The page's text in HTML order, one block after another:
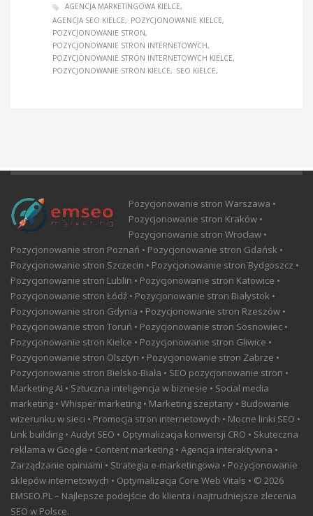
AGENCJA MARKETINGOWA KIELCE
AGENCJA SEO KIELCE
POZYCJONOWANIE KIELCE
POZYCJONOWANIE STRON
POZYCJONOWANIE STRON INTERNETOWYCH
POZYCJONOWANIE STRON INTERNETOWYCH KIELCE
POZYCJONOWANIE STRON KIELCE
SEO KIELCE
Pozycjonowanie stron Warszawa •
Pozycjonowanie stron Kraków •
Pozycjonowanie stron Wrocław •
Pozycjonowanie stron Poznań • Pozycjonowanie stron Gdańsk •
Pozycjonowanie stron Szczecin • Pozycjonowanie stron Bydgoszcz •
Pozycjonowanie stron Lublin • Pozycjonowanie stron Katowice •
Pozycjonowanie stron Łódź • Pozycjonowanie stron Białystok •
Pozycjonowanie stron Gdynia • Pozycjonowanie stron Rzeszów •
Pozycjonowanie stron Toruń • Pozycjonowanie stron Sosnowiec •
Pozycjonowanie stron Kielce • Pozycjonowanie stron Gliwice •
Pozycjonowanie stron Olsztyn • Pozycjonowanie stron Zabrze •
Pozycjonowanie stron Bielsko-Biała • SEO pozycjonowanie stron •
Marketing AI • Sztuczna inteligencja w biznesie • Social media
marketing • Whisper marketing • Marketing szeptany • Budowanie
wizerunku w sieci • Promocja stron internetowych • Mocne linki SEO •
Link building • Audyt SEO • Optymalizacja konwersji CRO • Skuteczna
reklama w Google • Content marketing • Agencja interaktywna •
Zarządzanie opiniami • Strategia e-marketingowa • Pozycjonowanie
sklepów internetowych • Optymalizacja Core Web Vitals • © 2026
EMSEO.PL – Najlepsze podejście do klienta i najtrudniejsze zlecenia
SEO w Polsce.